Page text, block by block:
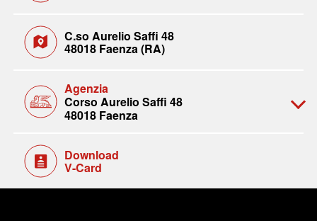
C.so Aurelio Saffi 48
48018 Faenza (RA)
Agenzia
Corso Aurelio Saffi 48
48018 Faenza
Download
V-Card